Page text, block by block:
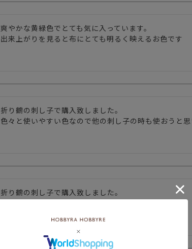
爽やかな黄緑色でとても気に入っています。
出来上がりを見ると布にとても明るく映えるお色です
折り鶴の刺し子で購入致しました。
折り鶴の刺し子で購入致しました。